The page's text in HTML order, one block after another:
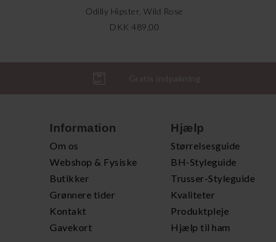
Odilly Hipster, Wild Rose
DKK 489,00
Gratis indpakning
Information
Om os
Webshop & Fysiske
Butikker
Grønnere tider
Kontakt
Gavekort
Hjælp
Størrelsesguide
BH-Styleguide
Trusser-Styleguide
Kvaliteter
Produktpleje
Hjælp til ham